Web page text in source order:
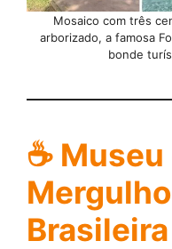
Mosaico com três
arborizado, a famosa
bonde
☕ Museu
Brasileira